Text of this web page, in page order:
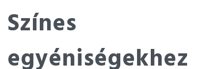
Színes
egyéniségekhez